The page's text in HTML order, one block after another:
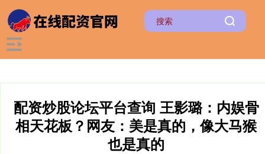
配资炒股论坛平台查询 王影璐：内娱骨
相天花板？网友：美是真的，像大马猴
也是真的